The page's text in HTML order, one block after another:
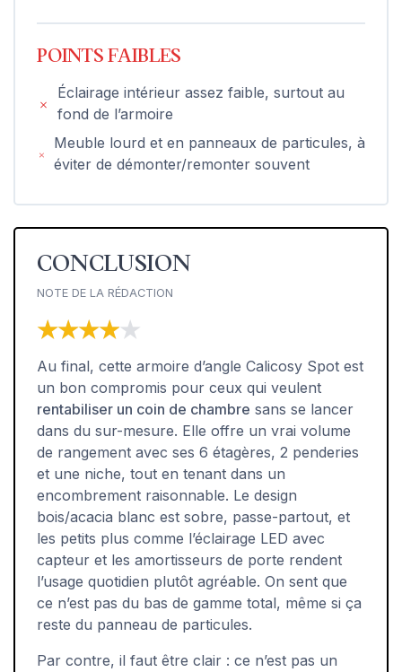
POINTS FAIBLES
Éclairage intérieur assez faible, surtout au
fond de l’armoire
Meuble lourd et en panneaux de particules, à
éviter de démonter/remonter souvent
CONCLUSION
NOTE DE LA RÉDACTION
★★★★★
★★★★★
Au final, cette armoire d’angle Calicosy Spot est
un bon compromis pour ceux qui veulent
rentabiliser un coin de chambre sans se lancer
dans du sur-mesure. Elle offre un vrai volume
de rangement avec ses 6 étagères, 2 penderies
et une niche, tout en tenant dans un
encombrement raisonnable. Le design
bois/acacia blanc est sobre, passe-partout, et
les petits plus comme l’éclairage LED avec
capteur et les amortisseurs de porte rendent
l’usage quotidien plutôt agréable. On sent que
ce n’est pas du bas de gamme total, même si ça
reste du panneau de particules.
Par contre, il faut être clair : ce n’est pas un